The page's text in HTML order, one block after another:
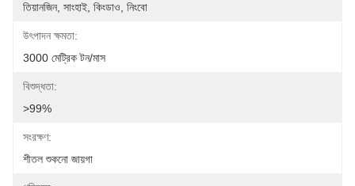
তিয়ানজিন, সাংহাই, কিংডাও, নিংবো
উৎপাদন ক্ষমতা:
3000 মেট্রিক টন/মাস
বিশুদ্ধতা:
>99%
সংরক্ষণ:
শীতল শুকনো জায়গা